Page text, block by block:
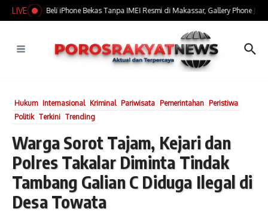
Lewati ke konten
LIVE
​Marak Jual Beli iPhone Bekas Tanpa IMEI Resmi di Makassar, Gallery Phone Jadi
Hukum Internasional Kriminal Pariwisata Pemerintahan Peristiwa
Politik Terkini Trending
Warga Sorot Tajam, Kejari dan
Polres Takalar Diminta Tindak
Tambang Galian C Diduga Ilegal di
Desa Towata